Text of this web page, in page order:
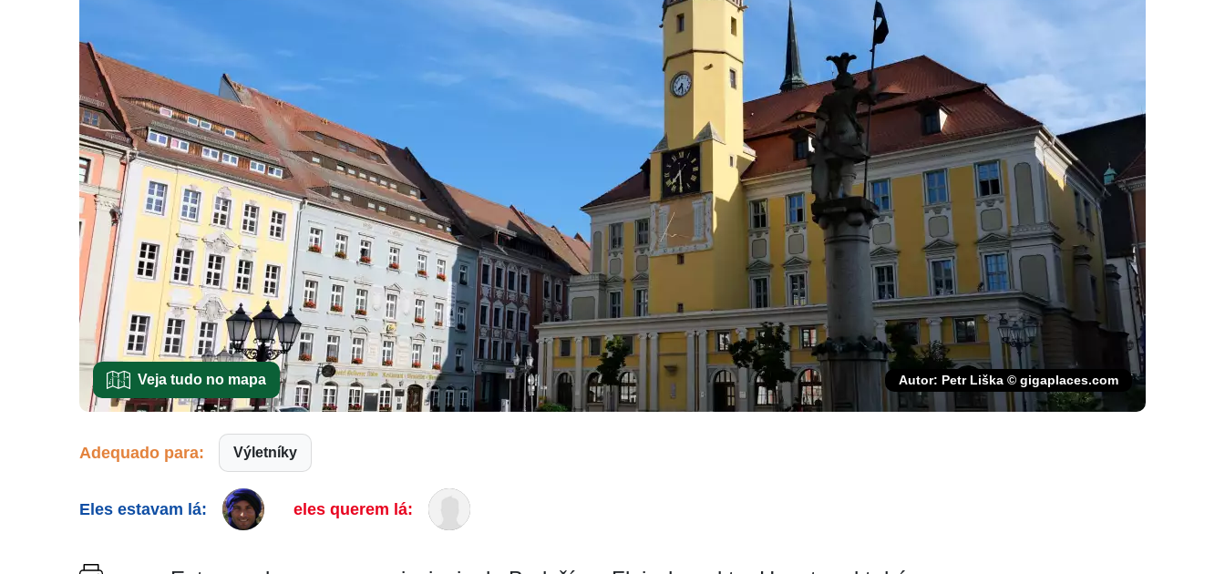
Veja tudo no mapa Autor: Petr Liška © gigaplaces.com
Adequado para: Výletníky
Eles estavam lá: eles querem lá: